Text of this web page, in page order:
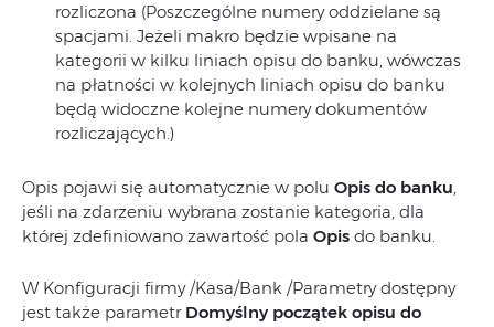
rozliczona (Poszczególne numery oddzielane są
spacjami. Jeżeli makro będzie wpisane na
kategorii w kilku liniach opisu do banku, wówczas
na płatności w kolejnych liniach opisu do banku
będą widoczne kolejne numery dokumentów
rozliczających.)
Opis pojawi się automatycznie w polu Opis do banku
jeśli na zdarzeniu wybrana zostanie kategoria, dla
której zdefiniowano zawartość pola Opis do banku.
W Konfiguracji firmy /Kasa/Bank /Parametry dostępny
jest także parametr Domyślny początek opisu do